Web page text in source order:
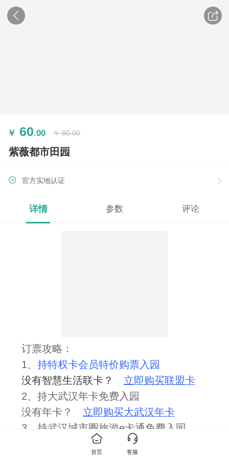
￥ 60.00 ￥ 80.00
紫薇都市田园
官方实地认证
详情 参数 评论
订票攻略 ：
1、 持特权卡会员特价购票入园
没有智慧生活联卡？ 立即购买联盟卡
2、持大武汉年卡免费入园
没有年卡？ 立即购买大武汉年卡
3 、持武汉城市圈旅游e卡通免费入园
立即购买e卡通
首页 客服